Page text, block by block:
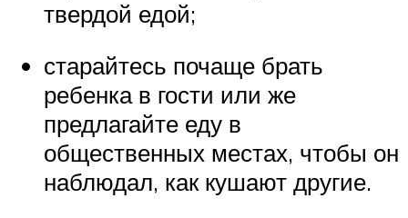
твердой едой;
старайтесь почаще брать
ребенка в гости или же
предлагайте еду в
общественных местах, чтобы он
наблюдал, как кушают другие.